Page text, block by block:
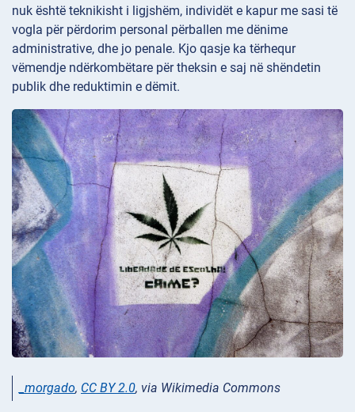
nuk është teknikisht i ligjshëm, individët e kapur me sasi të
vogla për përdorim personal përballen me dënime
administrative, dhe jo penale. Kjo qasje ka tërhequr
vëmendje ndërkombëtare për theksin e saj në shëndetin
publik dhe reduktimin e dëmit.
_morgado, CC BY 2.0, via Wikimedia Commons